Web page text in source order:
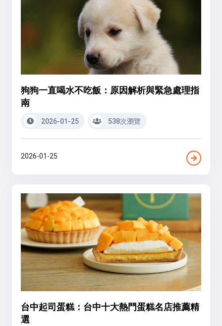
狗狗一直喝水不吃飯：原因解析與緊急處理指
南
2026-01-25 538次瀏覽
2026-01-25
台中起司蛋糕：台中十大熱門蛋糕名店推薦精
選